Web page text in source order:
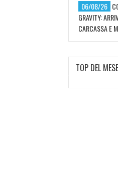
06/08/26
GRAVITY:
CARCASSA E
TOP DEL MESE